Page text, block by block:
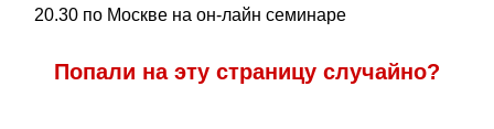
20.30 по Москве на он-лайн семинаре
Попали на эту страницу случайно?